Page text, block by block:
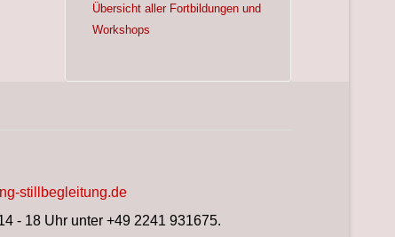
Übersicht aller Fortbildungen und
Workshops
stillbegleitung.de
- 18 Uhr unter +49 2241 931675.